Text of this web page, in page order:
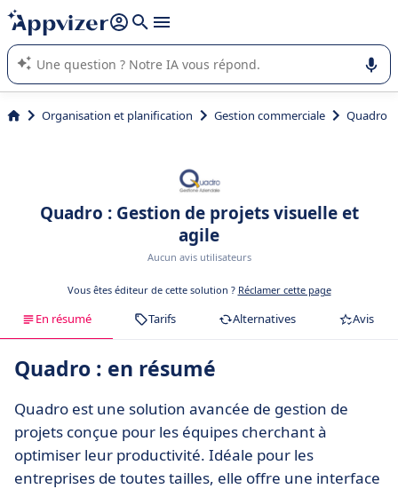
répondre (plusieurs lignes avec
L'IA de Appvizer vous guide dans l'utilisation ou la sélection de
logiciel SaaS en entreprise.
Organisation et planification Gestion commerciale Quadro
Quadro : Gestion de projets visuelle et
agile
Aucun avis utilisateurs
Vous êtes éditeur de cette solution ? Réclamer cette page
En résumé Tarifs Alternatives Avis
Quadro : en résumé
Quadro est une solution avancée de gestion de
projets conçue pour les équipes cherchant à
optimiser leur productivité. Idéale pour les
entreprises de toutes tailles, elle offre une interface